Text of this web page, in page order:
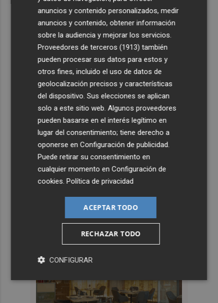
anuncios y contenido personalizados, medir
anuncios y contenido, obtener información
sobre la audiencia y mejorar los servicios.
Proveedores de terceros (1913) también
pueden procesar sus datos para estos y
otros fines, incluido el uso de datos de
geolocalización precisos y características
del dispositivo. Sus elecciones se aplican
solo a este sitio web. Algunos proveedores
pueden basarse en el interés legítimo en
lugar del consentimiento; tiene derecho a
oponerse enConfiguración de publicidad
Puede retirar su consentimiento en
cualquier momento enConfiguración de
cookies .Política de privacidad
ACEPTAR TODO
RECHAZAR TODO
CONFIGURAR